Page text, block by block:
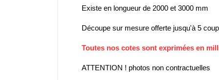
Existe en longueur de 2000 et 3000 mm
Découpe sur mesure offerte jusqu'à 5
Toutes nos cotes sont exprimées en
ATTENTION ! photos non contractuelles